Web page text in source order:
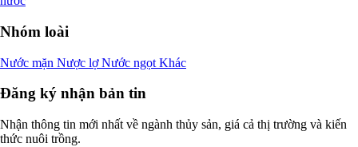
Nhóm loài
Nước mặn Nược lợNước ngọt Khác
Đăng ký nhận bản tin
Nhận thông tin mới nhất về ngành thủy sản, giá cả thị trường và kiến
thức nuôi trồng.